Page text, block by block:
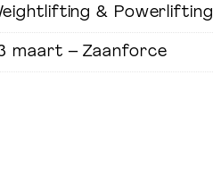
&
maart – Zaanforce